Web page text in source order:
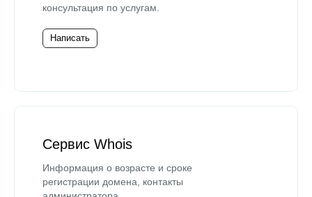
консультация по услугам.
Написать
Сервис Whois
Информация о возрасте и сроке
регистрации домена, контакты